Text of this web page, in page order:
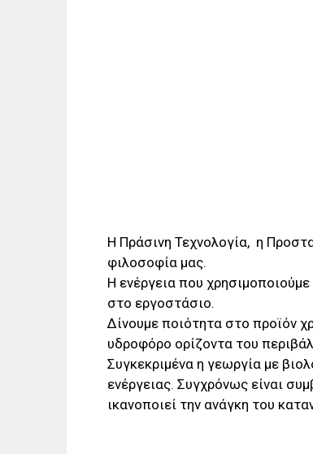
Η Πράσινη Τεχνολογία, η
φιλοσοφία μας.
Η ενέργεια που
στο εργοστάσιο.
Δίνουμε ποιότητα στο προϊόν
υδροφόρο ορίζοντα του
Συγκεκριμένα η γεωργία με
ενέργειας. Συγχρόνως είναι
ικανοποιεί την ανάγκη του